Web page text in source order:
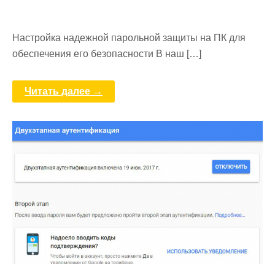
Настройка надежной парольной защиты на ПК для
обеспечения его безопасности В наш […]
Читать далее →